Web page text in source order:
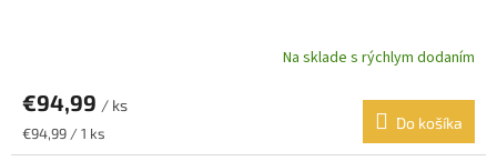
Na sklade s rýchlym dodaním
€94,99 / ks
Jednotková
cena:
€94,99 / 1 ks
Do košíka